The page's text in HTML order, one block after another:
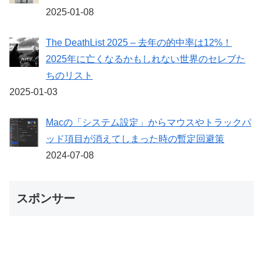
2025-01-08
The DeathList 2025 – 去年の的中率は12%！
2025年に亡くなるかもしれない世界のセレブた
ちのリスト
2025-01-03
Macの「システム設定」からマウスやトラックパ
ッド項目が消えてしまった時の暫定回避策
2024-07-08
スポンサー